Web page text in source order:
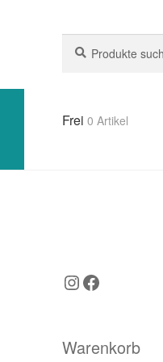
nach:
Frei 0 Artikel
Instagram
Facebook
Warenkorb